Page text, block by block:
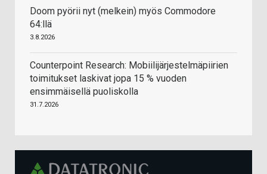
Doom pyörii nyt (melkein) myös Commodore
64:llä
3.8.2026
Counterpoint Research: Mobiilijärjestelmäpiirien
toimitukset laskivat jopa 15 % vuoden
ensimmäisellä puoliskolla
31.7.2026